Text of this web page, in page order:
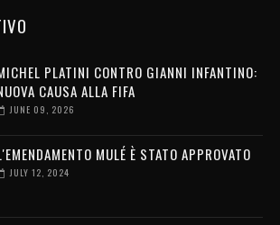
PLATINI CONTRO GIANNI INFANTINO:
CAUSA ALLA FIFA
JUNE 09, 2026
MULÉ È STATO APPROVATO
JULY 12, 2024